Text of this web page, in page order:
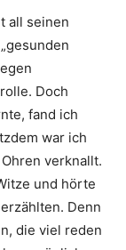
all seinen
Doch
fand ich
war ich
verknallt.
und hörte
Denn
die viel reden